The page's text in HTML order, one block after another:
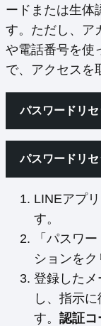
ードまたは生体
す。ただし、ア
や電話番号を使
で、アクセスを
パスワードリ
パスワードリ
LINEアプ
す。
「パスワ
ションをク
登録したメ
し、指示
す。 認証コ